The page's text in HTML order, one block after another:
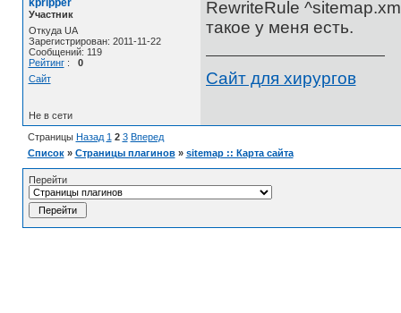
kpripper
Участник
Откуда UA
Зарегистрирован: 2011-11-22
Сообщений: 119
Рейтинг: 0
Сайт
RewriteRule
такое у меня есть.
Сайт для хирургов
Не в сети
Страницы Назад 1 2 3 Вперед
Список » Страницы плагинов » sitemap :: Карта сайта
Перейти